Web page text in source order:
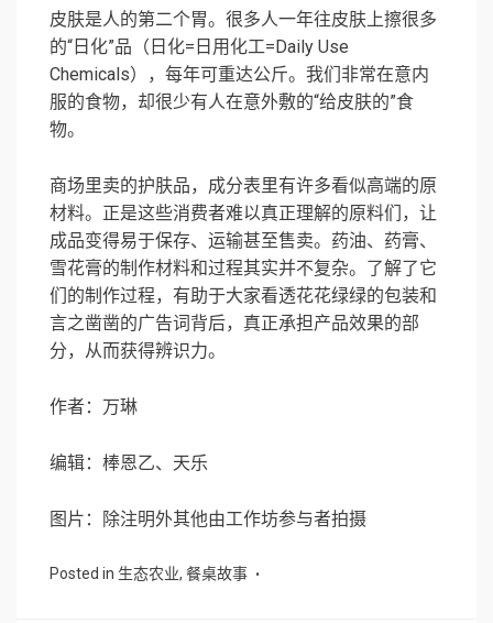
皮肤是人的第二个胃。很多人一年往皮肤上擦很多
的“日化”品（日化=日用化工=Daily Use
Chemicals），每年可重达公斤。我们非常在意内
服的食物，却很少有人在意外敷的“给皮肤的”食
物。
商场里卖的护肤品，成分表里有许多看似高端的原
材料。正是这些消费者难以真正理解的原料们，让
成品变得易于保存、运输甚至售卖。药油、药膏、
雪花膏的制作材料和过程其实并不复杂。了解了它
们的制作过程，有助于大家看透花花绿绿的包装和
言之凿凿的广告词背后，真正承担产品效果的部
分，从而获得辨识力。
作者：万琳
编辑：棒恩乙、天乐
图片：除注明外其他由工作坊参与者拍摄
Posted in 生态农业, 餐桌故事